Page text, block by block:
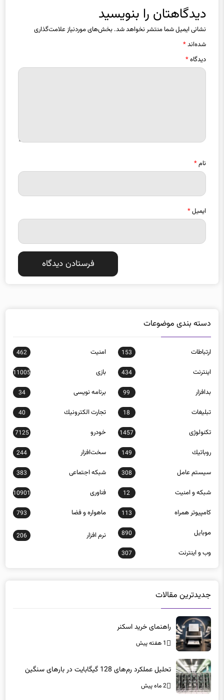
دیدگاهتان را بنویسید
نشانی ایمیل شما منتشر نخواهد شد. بخش‌های موردنیاز علامت‌گذاری
شده‌اند*
دیدگاه*
نام*
ایمیل*
دسته بندی موضوعات
ارتباطات 153 امنيت 462
اينترنت 434 بازی 11005
بدافزار 99 برنامه نويسی 34
تبلیغات 18 تجارت الكترونيك 40
تکنولوژی 1457 خودرو 7125
روباتيك 149 سخت‌افزار 244
سيستم عامل 308 شبكه اجتماعی 383
شبكه و امنيت 12 فناوری 10901
كامپيوتر همراه 113 ماهواره و فضا 793
موبايل 890 نرم افزار 206
وب و اينترنت 307
جدیدترین مقالات
راهنمای خرید اسکنر
1 هفته پیش
تحلیل عملکرد رم‌های 128 گیگابایت در بارهای سنگین
2 ماه پیش